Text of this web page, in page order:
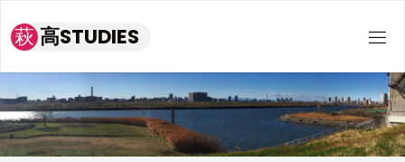
ン
テ
ン
ツ
へ
萩 高STUDIES